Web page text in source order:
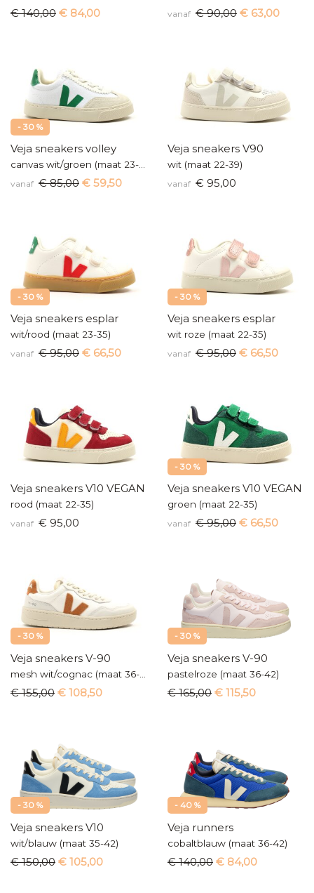
€ 140,00 € 84,00 vanaf € 90,00 € 63,00
- 30 %
Veja sneakers volley
vanaf € 85,00 € 59,50
Veja sneakers V90
wit (maat 22-39)
vanaf € 95,00
- 30 %
Veja sneakers esplar
wit/rood (maat 23-35)
vanaf € 95,00 € 66,50
- 30 %
Veja sneakers esplar
wit roze (maat 22-35)
vanaf € 95,00 € 66,50
Veja sneakers V10 VEGAN
rood (maat 22-35)
vanaf € 95,00
- 30 %
Veja sneakers V10 VEGAN
groen (maat 22-35)
vanaf € 95,00 € 66,50
- 30 %
Veja sneakers V-90
€ 155,00 € 108,50
- 30 %
Veja sneakers V-90
pastelroze (maat 36-42)
€ 165,00 € 115,50
- 30 %
Veja sneakers V10
wit/blauw (maat 35-42)
€ 150,00 € 105,00
- 40 %
Veja runners
cobaltblauw (maat 36-42)
€ 140,00 € 84,00